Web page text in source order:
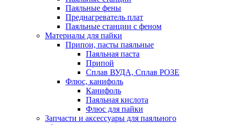
Паяльные фены
Преднагреватель плат
Паяльные станции с феном
Материалы для пайки
Припои, пасты паяльные
Паяльная паста
Припой
Сплав ВУДА, Сплав РОЗЕ
Флюс, канифоль
Канифоль
Паяльная кислота
Флюс для пайки
Запчасти и аксессуары для паяльного